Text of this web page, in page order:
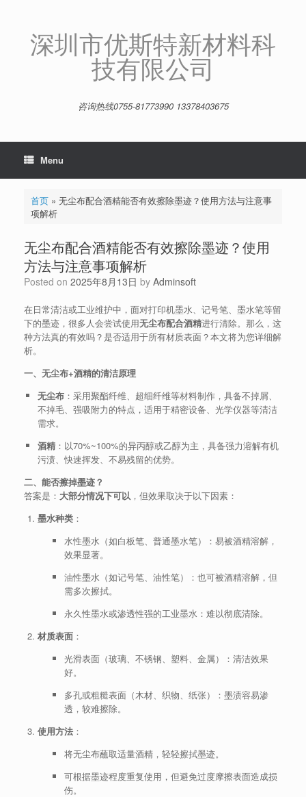
深圳市优斯特新材料科
技有限公司
咨询热线0755-81773990 13378403675
Menu
首页» 无尘布配合酒精能否有效擦除墨迹？使用方法与注意事
项解析
无尘布配合酒精能否有效擦除墨迹？使用
方法与注意事项解析
Posted on 2025年8月13日 by Adminsoft
在日常清洁或工业维护中，面对打印机墨水、记号笔、墨水笔等留
下的墨迹，很多人会尝试使用无尘布配合酒精进行清除。那么，这
种方法真的有效吗？是否适用于所有材质表面？本文将为您详细解
析。
一、无尘布+酒精的清洁原理
无尘布：采用聚酯纤维、超细纤维等材料制作，具备不掉屑、
不掉毛、强吸附力的特点，适用于精密设备、光学仪器等清洁
需求。
酒精：以70%~100%的异丙醇或乙醇为主，具备强力溶解有机
污渍、快速挥发、不易残留的优势。
二、能否擦掉墨迹？
答案是： 大部分情况下可以 ，但效果取决于以下因素：
墨水种类：
水性墨水（如白板笔、普通墨水笔）：易被酒精溶解，
效果显著。
油性墨水（如记号笔、油性笔）：也可被酒精溶解，但
需多次擦拭。
永久性墨水或渗透性强的工业墨水：难以彻底清除。
材质表面：
光滑表面（玻璃、不锈钢、塑料、金属）：清洁效果
好。
多孔或粗糙表面（木材、织物、纸张）：墨渍容易渗
透，较难擦除。
使用方法：
将无尘布蘸取适量酒精，轻轻擦拭墨迹。
可根据墨迹程度重复使用，但避免过度摩擦表面造成损
伤。